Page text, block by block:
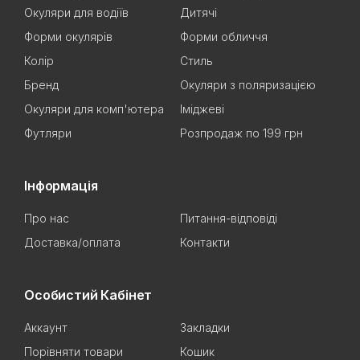
Окуляри для водіїв
Дитячі
Форми окулярів
Форми обличчя
Колір
Стиль
Бренд
Окуляри з поляризацією
Окуляри для комп'ютера
Іміджеві
Футляри
Розпродаж по 199 грн
Інформація
Про нас
Питання-відповіді
Доставка/оплата
Контакти
Особистий Кабінет
Аккаунт
Закладки
Порівняти товари
Кошик